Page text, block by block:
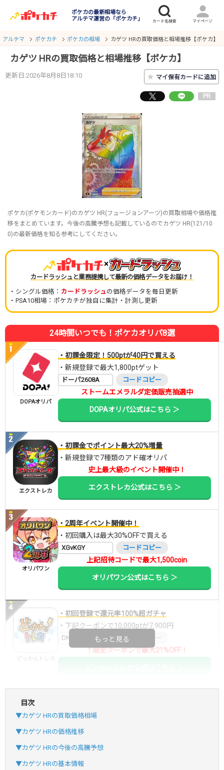
ポケカの最新相場なら
アルテマ運営の「ポケカチ」
アルテマ ポケカチ ポケカの相場 カゲツ HRの買取価格と相場推移【ポケカ】
カゲツ HRの買取価格と相場推移【ポケカ】
更新日:2026年8月8日18:10 ★ マイ保有カードに追加
PR
ポケカ(ポケモンカード)のカゲツ HR(フュージョンアーツ)の買取相場や価格推
移をまとめています。今後の高騰予想も記載しているのでカゲツ HR(121/10
0)の最新価格を知る参考にしてください。
×
カードラッシュと業務提携して最新の価格データをお届け！
・シングル価格： カードラッシュの価格データを毎日更新
・PSA10相場：ポケカチが独自に集計・計測し更新
24時間いつでも！ポケカオリパ8選
DOPAオリパ
・初課金限定！500ptが40円で買える
・新規登録で最大1,800ptゲット
ドーパ2608A コードコピー
ストームエメラルダ定価販売抽選中
DOPAオリパ公式はこちら ＞
エクストレカ
・初課金でポイント最大20%増量
・新規登録で7種類のアド確オリパ
史上最大級のイベント開催中！
エクストレカ公式はこちら ＞
オリパワン
・2周年イベント開催中！
・初回購入は最大30%OFFで買える
XGvKGY コードコピー
上記招待コードで最大1,500coin
オリパワン公式はこちら ＞
・初回登録で還元率100%超ガチャ
・下記クーポンで10,000ptが7,900円
DNGBIF4X コードコピー
↑限定クーポンで最大21%OFF！
おりパンダ
・新規登録で6種類アド確解禁
SVGC7P
もっと見る
目次
▼カゲツ HRの買取価格相場
▼カゲツ HRの価格推移
▼カゲツ HRの今後の高騰予想
▼カゲツ HRの基本情報